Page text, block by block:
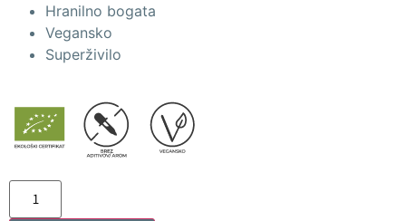
Hranilno bogata
Vegansko
Superživilo